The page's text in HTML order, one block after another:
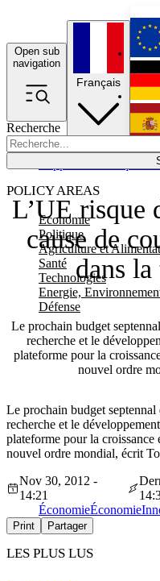
Open sub
navigation
Recherche
POLICY AREAS
Economie
Politique
Agriculture et
Santé
Technologies
Energie,
Défense
Français
L’UE risque
cause de
dans
Le prochain budget
recherche et le
plateforme pour la
nouvel ordre
Le prochain budget septennal
recherche et le
plateforme pour la croissance
nouvel ordre mondial, écrit
Nov 30, 2012 -
14:21
ÉconomieÉconomie
Print Partager
LES PLUS LUS